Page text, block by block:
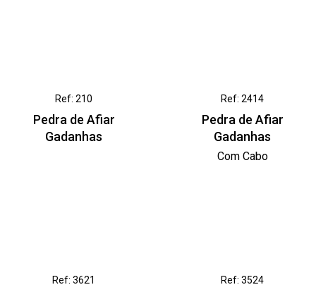
Ref: 210
Pedra de Afiar
Gadanhas
Ref: 2414
Pedra de Afiar
Gadanhas
Com Cabo
Ref: 3621 Ref: 3524